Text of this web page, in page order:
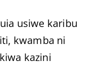
usiwe karibu
kwamba ni
kazini